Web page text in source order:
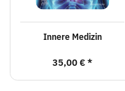
Innere Medizin
35,00 €*